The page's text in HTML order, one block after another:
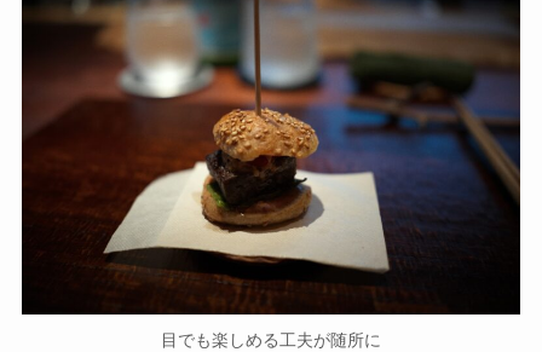
目でも楽しめる工夫が随所に